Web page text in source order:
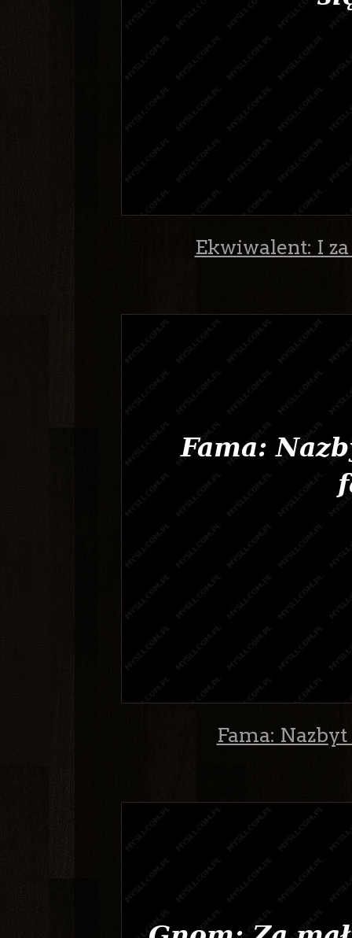
Ekwiwalent: I
Fama: